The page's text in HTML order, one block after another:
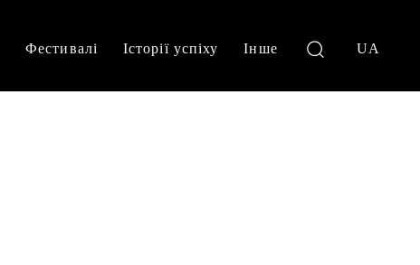
Фестивалі Історії успіху Інше UA